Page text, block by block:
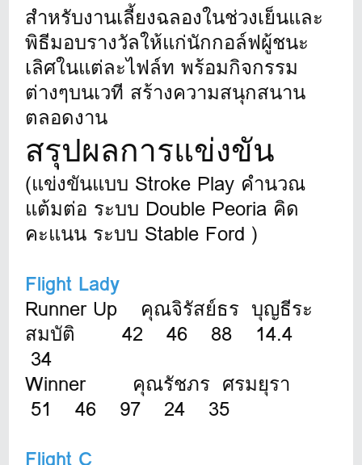
สำหรับงานเลี้ยงฉลองในช่วงเย็นและ
พิธีมอบรางวัลให้แก่นักกอล์ฟผู้ชนะ
เลิศในแต่ละไฟล์ท พร้อมกิจกรรม
ต่างๆบนเวที สร้างความสนุกสนาน
ตลอดงาน
สรุปผลการแข่งขัน
(แข่งขันแบบ Stroke Play คำนวณ
แต้มต่อ ระบบ Double Peoria คิด
คะแนน ระบบ Stable Ford )
Flight Lady
Runner Up คุณจิรัสย์ธร บุญธีระ
สมบัติ 42 46 88 14.4
34
Winner คุณรัชภร ศรมยุรา
51 46 97 24 35
Flight C